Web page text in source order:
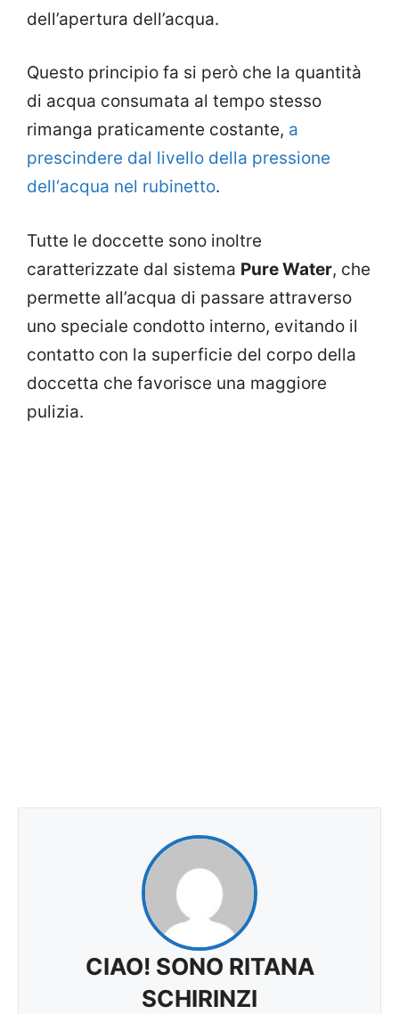
dell’apertura dell’acqua.
Questo principio fa si però che la quantità
di acqua consumata al tempo stesso
rimanga praticamente costante, a
prescindere dal livello della pressione
dell‘acqua nel rubinetto.
Tutte le doccette sono inoltre
caratterizzate dal sistema Pure Water, che
permette all’acqua di passare attraverso
uno speciale condotto interno, evitando il
contatto con la superficie del corpo della
doccetta che favorisce una maggiore
pulizia.
CIAO! SONO RITANA
SCHIRINZI